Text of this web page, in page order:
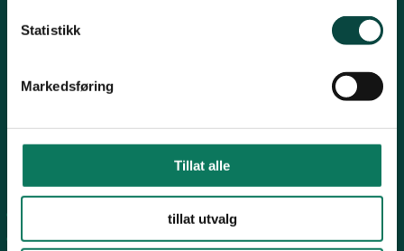
Statistikk
Markedsføring
Tillat alle
tillat utvalg
Naturvernforbundet sentralt
Lær mer